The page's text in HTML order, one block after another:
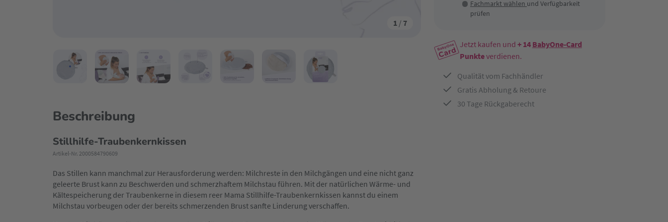
1 / 7
Fachmarkt wählen und Verfügbarkeit
prüfen
Jetzt kaufen und + 14 BabyOne-Card
Punkteverdienen.
Qualität vom Fachhändler
Gratis Abholung & Retoure
30 Tage Rückgaberecht
Beschreibung
Stillhilfe-Traubenkernkissen
Artikel-Nr. 2000584790609
Das Stillen kann manchmal zur Herausforderung werden: Milchreste in den Milchgängen und eine nicht ganz
geleerte Brust kann zu Beschwerden und schmerzhaftem Milchstau führen. Mit der natürlichen Wärme- und
Kältespeicherung der Traubenkerne in diesem reer Mama Stillhilfe-Traubenkernkissen kannst du einem
Milchstau vorbeugen oder der bereits schmerzenden Brust sanfte Linderung verschaffen.